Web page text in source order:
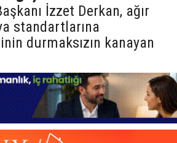
İzzet Derkan, ağır
standartlarına
durmaksızın kanayan